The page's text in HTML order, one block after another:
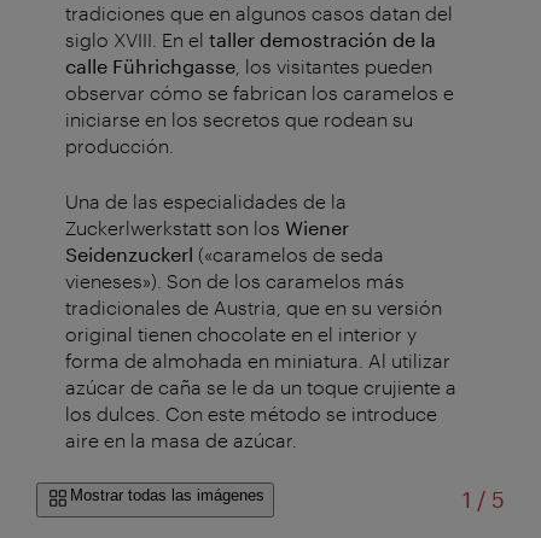
tradiciones que en algunos casos datan del
siglo XVIII. En el taller demostración de la
calle Führichgasse , los visitantes pueden
observar cómo se fabrican los caramelos e
iniciarse en los secretos que rodean su
producción.
Una de las especialidades de la
Zuckerlwerkstatt son los Wiener
Seidenzuckerl («caramelos de seda
vieneses»). Son de los caramelos más
tradicionales de Austria, que en su versión
original tienen chocolate en el interior y
forma de almohada en miniatura. Al utilizar
azúcar de caña se le da un toque crujiente a
los dulces. Con este método se introduce
aire en la masa de azúcar.
Mostrar todas las imágenes 1 /de
5